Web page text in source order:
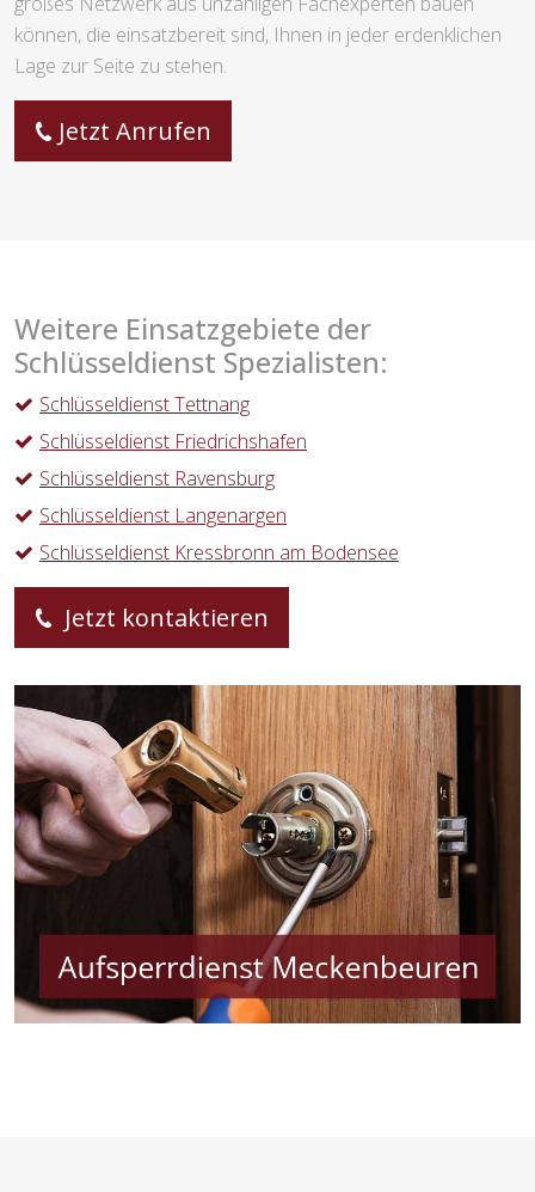
können, die einsatzbereit sind, Ihnen in jeder erdenklichen
Lage zur Seite zu stehen.
Jetzt Anrufen
Weitere Einsatzgebiete der
Schlüsseldienst Spezialisten:
Schlüsseldienst Tettnang
Schlüsseldienst Friedrichshafen
Schlüsseldienst Ravensburg
Schlüsseldienst Langenargen
Schlüsseldienst Kressbronn am Bodensee
Jetzt kontaktieren